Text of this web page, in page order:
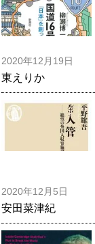
2020年12月19日
東えりか
2020年12月5日
安田菜津紀